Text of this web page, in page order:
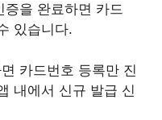
증을 완료하면 카드
있습니다.
카드번호 등록만 진
내에서 신규 발급 신